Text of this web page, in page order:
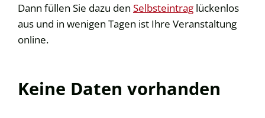
Dann füllen Sie dazu den Selbsteintrag lückenlos
aus und in wenigen Tagen ist Ihre Veranstaltung
online.
Keine Daten vorhanden